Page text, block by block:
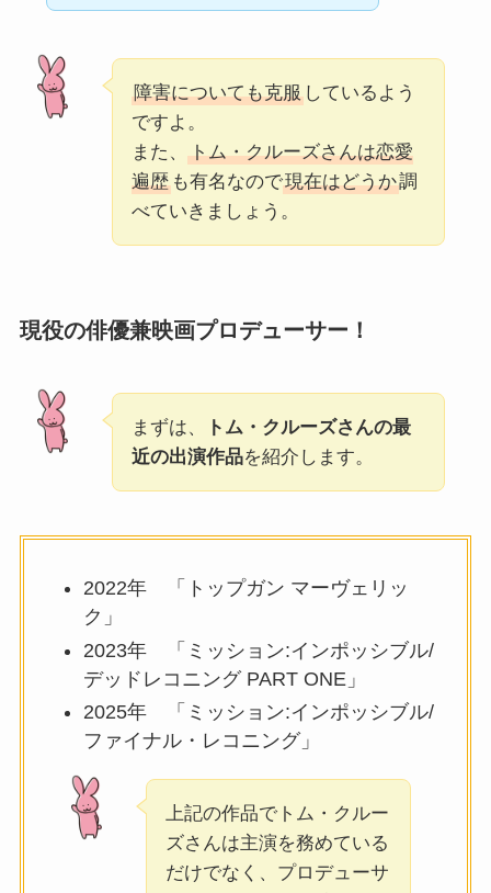
障害についても克服しているよう
ですよ。
また、
トム・クルーズさんは恋愛
遍歴も有名なので現在はどうか調
べていきましょう。
現役の俳優兼映画プロデューサー！
まずは、
トム・クルーズさんの最
近の出演作品を紹介します。
2022年 「トップガン マーヴェリッ
ク」
2023年 「ミッション:インポッシブル/
デッドレコニング PART ONE」
2025年 「ミッション:インポッシブル/
ファイナル・レコニング」
上記の作品でトム・クルー
ズさんは主演を務めている
だけでなく、プロデューサ